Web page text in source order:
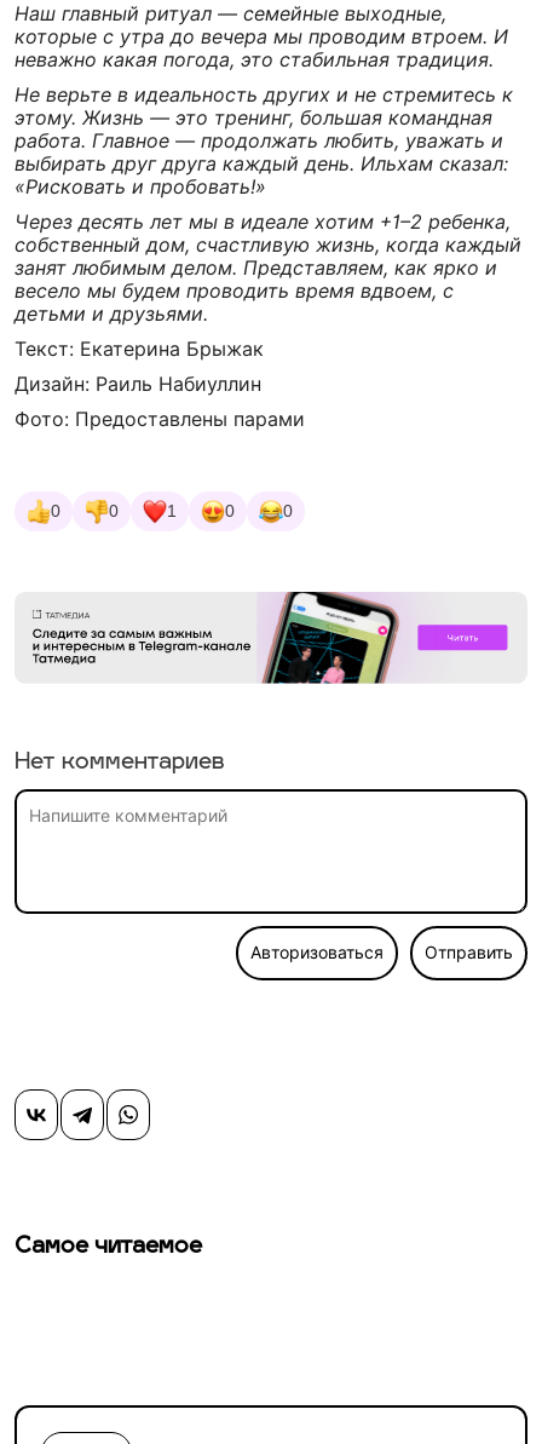
Наш главный ритуал — семейные выходные,
которые с утра до вечера мы проводим втроем. И
неважно какая погода, это стабильная традиция.
Не верьте в идеальность других и не стремитесь к
этому. Жизнь — это тренинг, большая командная
работа. Главное — продолжать любить, уважать и
выбирать друг друга каждый день. Ильхам сказал:
«Рисковать и пробовать!»
Через десять лет мы в идеале хотим +1–2 ребенка,
собственный дом, счастливую жизнь, когда каждый
занят любимым делом. Представляем, как ярко и
весело мы будем проводить время вдвоем, с
детьми и друзьями.
Текст: Екатерина Брыжак
Дизайн: Раиль Набиуллин
Фото: Предоставлены парами
0 0 1 0 0
Нет комментариев
Авторизоваться Отправить
Самое читаемое